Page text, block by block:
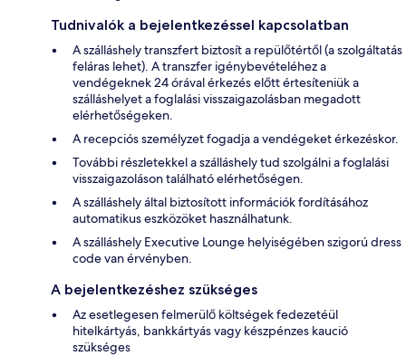
Tudnivalók a bejelentkezéssel kapcsolatban
A szálláshely transzfert biztosít a repülőtértől (a szolgáltatás
feláras lehet). A transzfer igénybevételéhez a
vendégeknek 24 órával érkezés előtt értesíteniük a
szálláshelyet a foglalási visszaigazolásban megadott
elérhetőségeken.
A recepciós személyzet fogadja a vendégeket érkezéskor.
További részletekkel a szálláshely tud szolgálni a foglalási
visszaigazoláson található elérhetőségen.
A szálláshely által biztosított információk fordításához
automatikus eszközöket használhatunk.
A szálláshely Executive Lounge helyiségében szigorú dress
code van érvényben.
A bejelentkezéshez szükséges
Az esetlegesen felmerülő költségek fedezetéül
hitelkártyás, bankkártyás vagy készpénzes kaució
szükséges